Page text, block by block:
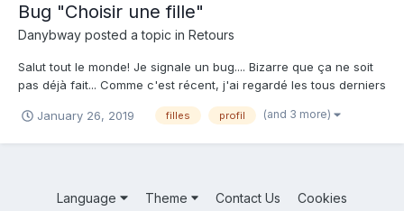
Bug "Choisir une fille"
Danybway posted a topic in Retours
Salut tout le monde! Je signale un bug.... Bizarre que ça ne soit
pas déjà fait... Comme c'est récent, j'ai regardé les tous derniers
dans notre bel écran de présentation, la flèche pour naviguer
January 26, 2019 filles profil (and 3 more)
Language Theme Contact Us Cookies